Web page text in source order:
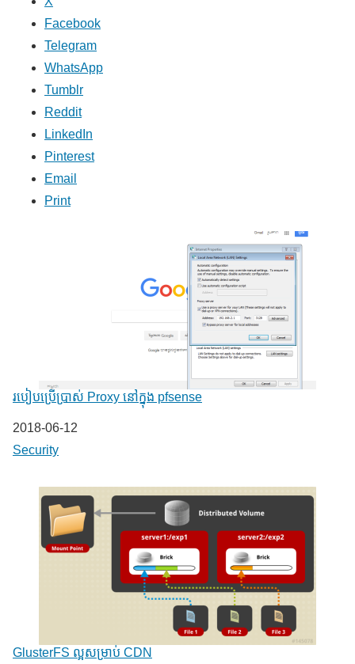
Facebook
Telegram
WhatsApp
Tumblr
Reddit
LinkedIn
Pinterest
Email
Print
របៀបប្រើប្រាស់ Proxy នៅក្នុង pfsense
Date
2018-06-12
In relation to
Security
GlusterFS ល្អសម្រាប់ CDN